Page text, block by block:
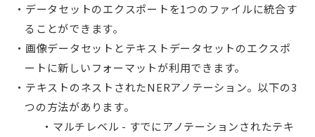
データセットのエクスポートを1つのファイルに統合す
ることができます。
画像データセットとテキストデータセットのエクスポ
ートに新しいフォーマットが利用できます。
テキストのネストされたNERアノテーション。以下の3
つの方法があります。
マルチレベル - すでにアノテーションされたテキ